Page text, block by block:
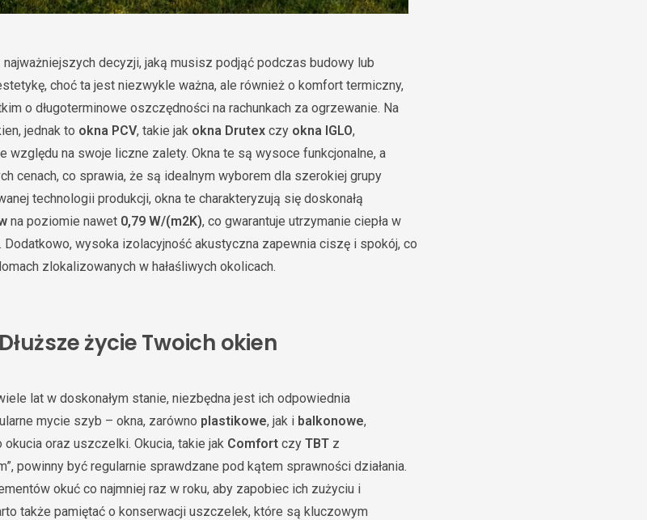
decyzji, jaką musisz podjąć podczas budowy lub
choć ta jest niezwykle ważna, ale również o komfort termiczny,
o długoterminowe oszczędności na rachunkach za ogrzewanie. Na
jednak to okna PCV, takie jak okna Drutex czy okna IGLO,
względu na swoje liczne zalety. Okna te są wysoce funkcjonalne, a
cenach, co sprawia, że są idealnym wyborem dla szerokiej grupy
technologii produkcji, okna te charakteryzują się doskonałą
na poziomie nawet 0,79 W/(m2K), co gwarantuje utrzymanie ciepła w
wysoka izolacyjność akustyczna zapewnia ciszę i spokój, co
zlokalizowanych w hałaśliwych okolicach.
życie Twoich okien
lat w doskonałym stanie, niezbędna jest ich odpowiednia
mycie szyb – okna, zarówno plastikowe, jak i balkonowe,
oraz uszczelki. Okucia, takie jak Comfort czy TBT z
powinny być regularnie sprawdzane pod kątem sprawności działania.
okuć co najmniej raz w roku, aby zapobiec ich zużyciu i
także pamiętać o konserwacji uszczelek, które są kluczowym